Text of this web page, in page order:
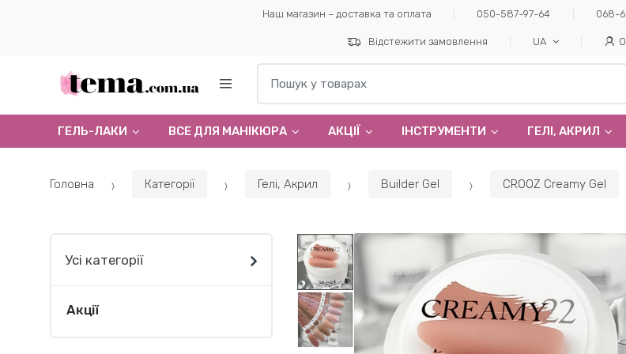
Наш магазин – доставка та оплата 050-587-97-64 068-
Відстежити замовлення UA
ГЕЛЬ-ЛАКИ ВСЕ ДЛЯ МАНІКЮРА АКЦІЇ ІНСТРУМЕНТИ ГЕЛI, АКРИЛ
Головна Категорії Гелi, Акрил Builder Gel CROOZ Creamy Gel
Усі категорії
Акції